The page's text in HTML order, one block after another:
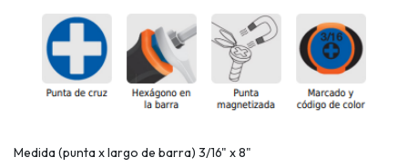
Medida (punta x largo de barra) 3/16" x 8"